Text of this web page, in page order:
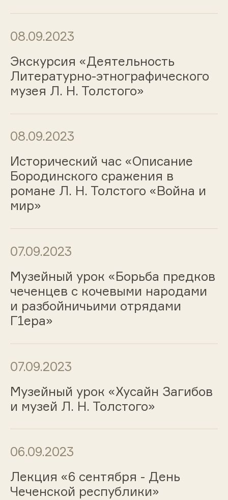
08.09.2023
Экскурсия «Деятельность
Литературно-этнографического
музея Л. Н. Толстого»
08.09.2023
Исторический час «Описание
Бородинского сражения в
романе Л. Н. Толстого «Война и
мир»
07.09.2023
Музейный урок «Борьба предков
чеченцев с кочевыми народами
и разбойничьими отрядами
Г1ера»
07.09.2023
Музейный урок «Хусайн Загибов
и музей Л. Н. Толстого»
06.09.2023
Лекция «6 сентября - День
Чеченской республики»